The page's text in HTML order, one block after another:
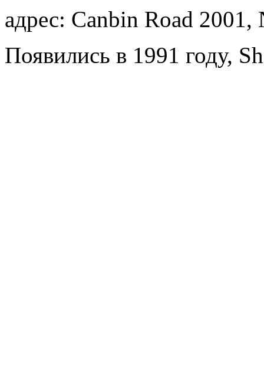
адрес: Canbin Road
Появились в 1991 году,